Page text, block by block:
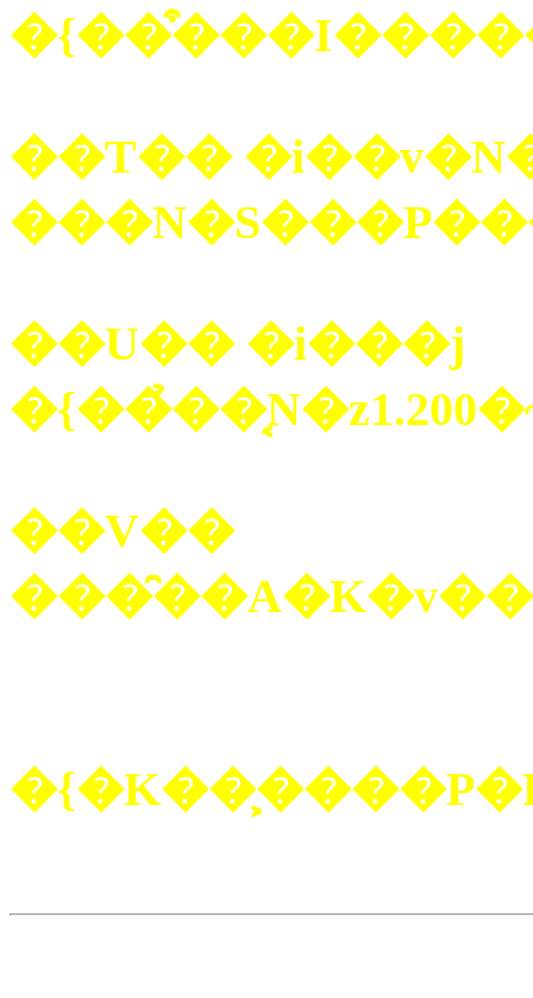
��T��
��U�� �i���j
��V��